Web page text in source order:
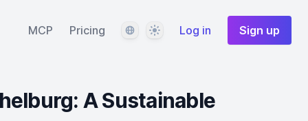
MCP Pricing LanguageThemeLog in Sign up
A Sustainable